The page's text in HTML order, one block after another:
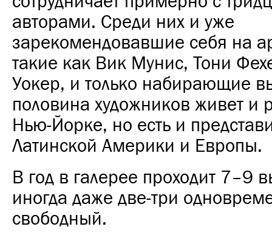
авторами. Среди них и уже
зарекомендовавшие себя на
такие как Вик Мунис, Тони
Уокер, и только набирающие
половина художников живет и
Нью-Йорке, но есть и
Латинской Америки и Европы.
В год в галерее проходит 7–9
иногда даже две-три
свободный.